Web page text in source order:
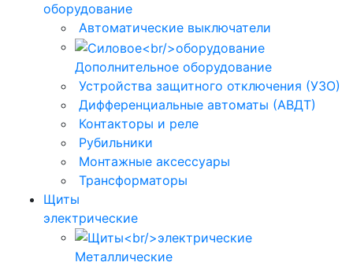
оборудование
Автоматические выключатели
Дополнительное оборудование
Устройства защитного отключения (УЗО)
Дифференциальные автоматы (АВДТ)
Контакторы и реле
Рубильники
Монтажные аксессуары
Трансформаторы
Щиты
электрические
Металлические